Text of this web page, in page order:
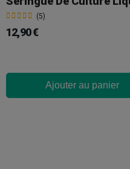
(5)
12,90 €
Ajouter au panier